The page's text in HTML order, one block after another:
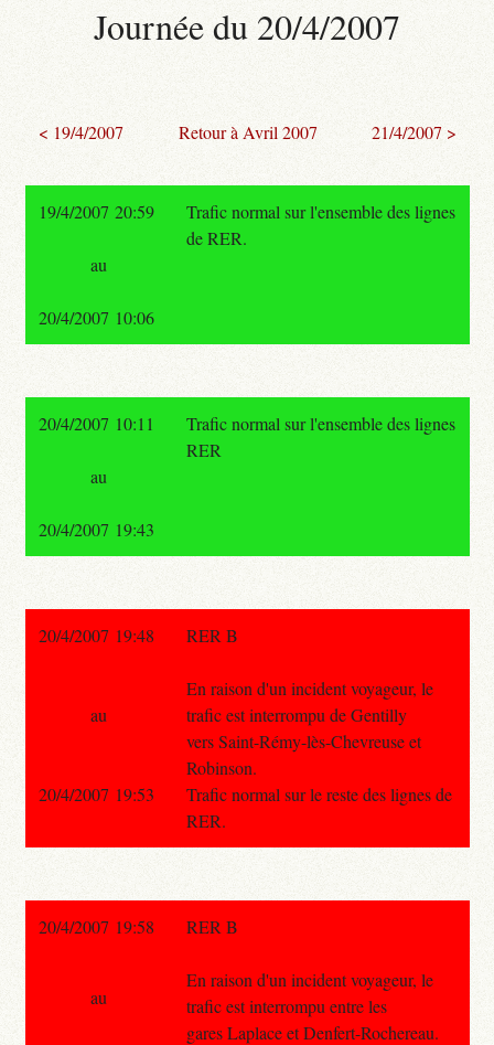
Journée du 20/4/2007
< 19/4/2007 Retour à Avril 2007 21/4/2007 >
19/4/2007 20:59
Trafic normal sur l'ensemble des lignes
de RER.
au
20/4/2007 10:06
20/4/2007 10:11
Trafic normal sur l'ensemble des lignes
RER
au
20/4/2007 19:43
20/4/2007 19:48 RER B
En raison d'un incident voyageur, le
trafic est interrompu de Gentilly
vers Saint-Rémy-lès-Chevreuse et
Robinson.
Trafic normal sur le reste des lignes de
RER.
au
20/4/2007 19:53
20/4/2007 19:58 RER B
En raison d'un incident voyageur, le
trafic est interrompu entre les
gares Laplace et Denfert-Rochereau.
au